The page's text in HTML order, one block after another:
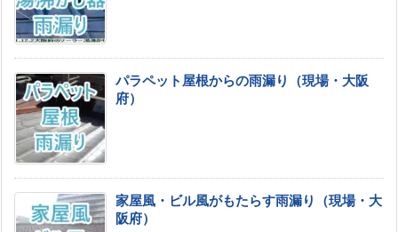
パラペット屋根からの雨漏り（現場・大阪
府）
家屋風・ビル風がもたらす雨漏り（現場・大
阪府）